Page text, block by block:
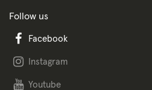
Follow us
Facebook
Instagram
Youtube